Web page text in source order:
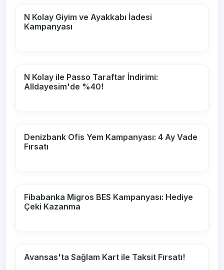
N Kolay Giyim ve Ayakkabı İadesi
Kampanyası
N Kolay ile Passo Taraftar İndirimi:
Alldayesim'de %40!
Denizbank Ofis Yem Kampanyası: 4 Ay Vade
Fırsatı
Fibabanka Migros BES Kampanyası: Hediye
Çeki Kazanma
Avansas'ta Sağlam Kart ile Taksit Fırsatı!